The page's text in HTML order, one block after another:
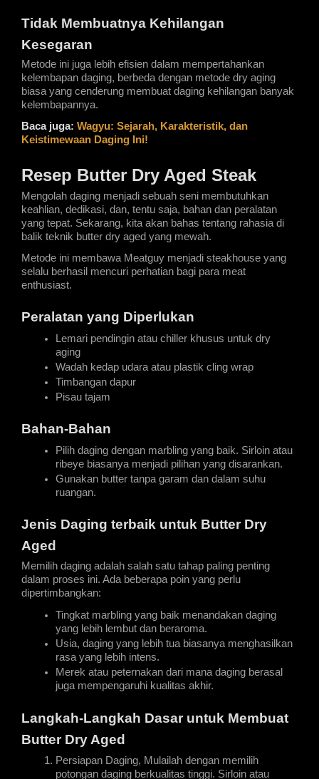
Tidak Membuatnya Kehilangan
Kesegaran
Metode ini juga lebih efisien dalam mempertahankan
kelembapan daging, berbeda dengan metode dry aging
biasa yang cenderung membuat daging kehilangan banyak
kelembapannya.
Baca juga: Wagyu: Sejarah, Karakteristik, dan
Keistimewaan Daging Ini!
Resep Butter Dry Aged Steak
Mengolah daging menjadi sebuah seni membutuhkan
keahlian, dedikasi, dan, tentu saja, bahan dan peralatan
yang tepat. Sekarang, kita akan bahas tentang rahasia di
balik teknik butter dry aged yang mewah.
Metode ini membawa Meatguy menjadi steakhouse yang
selalu berhasil mencuri perhatian bagi para meat
enthusiast.
Peralatan yang Diperlukan
Lemari pendingin atau chiller khusus untuk dry
aging
Wadah kedap udara atau plastik cling wrap
Timbangan dapur
Pisau tajam
Bahan-Bahan
Pilih daging dengan marbling yang baik. Sirloin atau
ribeye biasanya menjadi pilihan yang disarankan.
Gunakan butter tanpa garam dan dalam suhu
ruangan.
Jenis Daging terbaik untuk Butter Dry
Aged
Memilih daging adalah salah satu tahap paling penting
dalam proses ini. Ada beberapa poin yang perlu
dipertimbangkan:
Tingkat marbling yang baik menandakan daging
yang lebih lembut dan beraroma.
Usia, daging yang lebih tua biasanya menghasilkan
rasa yang lebih intens.
Merek atau peternakan dari mana daging berasal
juga mempengaruhi kualitas akhir.
Langkah-Langkah Dasar untuk Membuat
Butter Dry Aged
Persiapan Daging, Mulailah dengan memilih
potongan daging berkualitas tinggi. Sirloin atau